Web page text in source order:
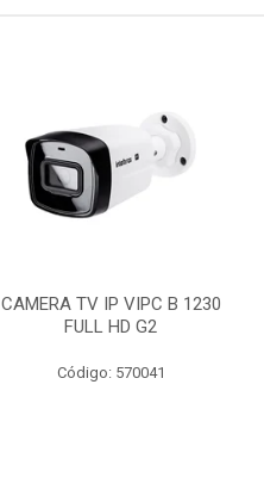
CAMERA TV IP VIPC B 1230
FULL HD G2
Código: 570041